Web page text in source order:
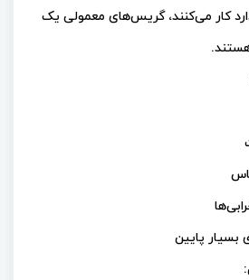
کار می‌کنند، گریس‌های معمولی یک
بسیار پایین